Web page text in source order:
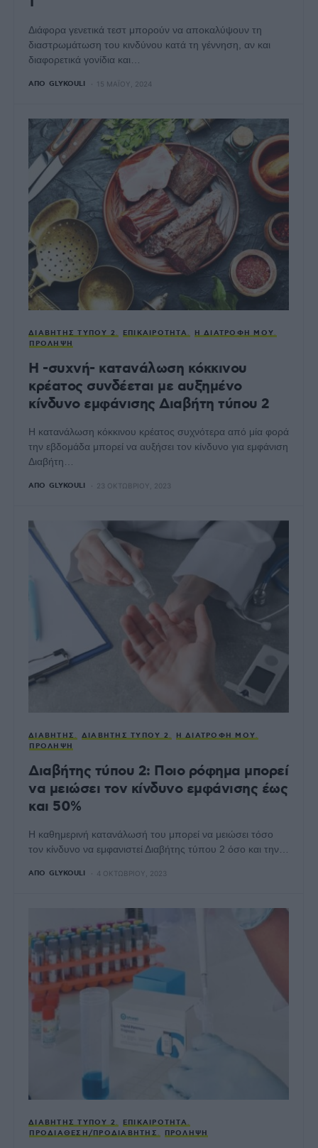
Διάφορα γενετικά τεστ μπορούν να αποκαλύψουν τη
διαστρωμάτωση του κινδύνου κατά τη γέννηση, αν και
διαφορετικά γονίδια και…
ΑΠΌ GLYKOULI 15 ΜΑΪ́ΟΥ, 2024
ΔΙΑΒΉΤΗΣ ΤΎΠΟΥ 2 ΕΠΙΚΑΙΡΌΤΗΤΑ
Η ΔΙΑΤΡΟΦΉ ΜΟΥ
ΠΡΌΛΗΨΗ
Η -συχνή- κατανάλωση κόκκινου
κρέατος συνδέεται με αυξημένο
κίνδυνο εμφάνισης Διαβήτη τύπου 2
Η κατανάλωση κόκκινου κρέατος συχνότερα από μία φορά
την εβδομάδα μπορεί να αυξήσει τον κίνδυνο για εμφάνιση
Διαβήτη…
ΑΠΌ GLYKOULI 23 ΟΚΤΩΒΡΊΟΥ, 2023
ΔΙΑΒΉΤΗΣ ΔΙΑΒΉΤΗΣ ΤΎΠΟΥ 2
Η ΔΙΑΤΡΟΦΉ ΜΟΥ
ΠΡΌΛΗΨΗ
Διαβήτης τύπου 2: Ποιο ρόφημα μπορεί
να μειώσει τον κίνδυνο εμφάνισης έως
και 50%
Η καθημερινή κατανάλωσή του μπορεί να μειώσει τόσο
τον κίνδυνο να εμφανιστεί Διαβήτης τύπου 2 όσο και την…
ΑΠΌ GLYKOULI 4 ΟΚΤΩΒΡΊΟΥ, 2023
ΔΙΑΒΉΤΗΣ ΤΎΠΟΥ 2
ΕΠΙΚΑΙΡΌΤΗΤΑ
ΠΡΟΔΙΆΘΕΣΗ/ΠΡΟΔΙΑΒΉΤΗΣ
ΠΡΌΛΗΨΗ